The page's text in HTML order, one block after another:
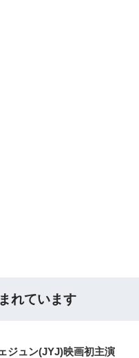
れています
ジュン(JYJ)映画初主演